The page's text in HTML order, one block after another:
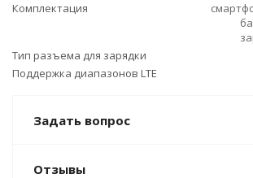
Комплектация
Тип разъема для зарядки
Поддержка диапазонов LTE
Задать вопрос
Отзывы